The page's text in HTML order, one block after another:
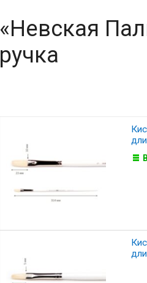
«Невская
ручка